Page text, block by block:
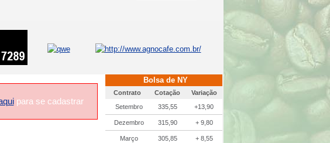
para se cadastrar
Bolsa de NY
Contrato Cotação
Variação
Setembro
335,55 +13,90
Dezembro 315,90 + 9,80
Março 305,85 + 8,55